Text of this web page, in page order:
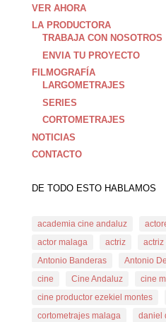
VER AHORA
LA PRODUCTORA
TRABAJA CON NOSOTROS
ENVIA TU PROYECTO
FILMOGRAFÍA
LARGOMETRAJES
SERIES
CORTOMETRAJES
NOTICIAS
CONTACTO
DE TODO ESTO HABLAMOS
academia cine andaluz
actor malaga
actriz
actriz
Antonio Banderas
Antonio
cine
Cine Andaluz
cine
cine productor ezekiel montes
cortometrajes malaga
daniel